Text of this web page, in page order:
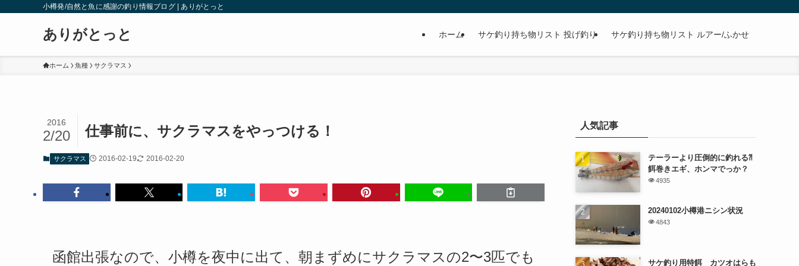
小樽発/自然と魚に感謝の釣り情報ブログ | ありがとっと
ありがとっと ホーム サケ釣り持ち物リスト 投げ釣り サケ釣り持ち物リスト ルアー/ふかせ
ホーム 魚種 サクラマス
仕事前に、サクラマスをやっつける！
2016
2/20
サクラマス 2016-02-19 2016-02-20
函館出張なので、小樽を夜中に出て、朝まずめにサクラマスの2〜3匹でも
人気記事
テーラーより圧倒的に釣れる⁈
餌巻きエギ、ホンマでっか？
4935
20240102小樽港ニシン状況
4843
サケ釣り用特餌 カツオはらも